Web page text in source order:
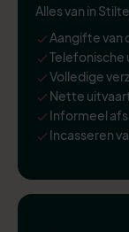
Alles van in
Aangifte van
Volledige
Nette
Informeel
Incasseren